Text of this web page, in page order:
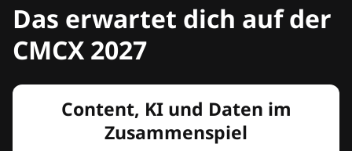
Das erwartet dich auf der
CMCX 2027
Content, KI und Daten im
Zusammenspiel